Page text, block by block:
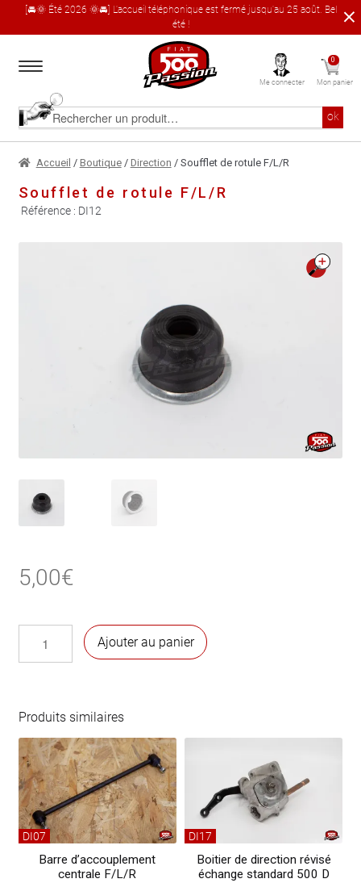
[🚘🌞 Été 2026 🌞🚘] L'accueil téléphonique est fermé jusqu'au 25 août. Bel
été !
à
navigation
au
contenu
Rechercher
produit
ok
Accueil
Le catalogue produit
À propos
Me connecter
0
Mon panier
Accueil / Boutique/ Direction / Soufflet de rotule F/L/R
Soufflet de rotule F/L/R
Référence : DI12
5,00€
rotule
F/L/R
Ajouter au panier
Produits similaires
DI07
Barre d’accouplement
centrale F/L/R
DI17
Boitier de direction révisé
échange standard 500 D